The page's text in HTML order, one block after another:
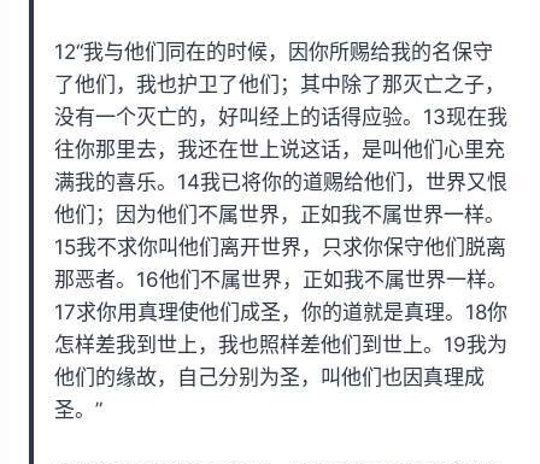
12“我与他们同在的时候，因你所赐给我的名保守
了他们，我也护卫了他们；其中除了那灭亡之子，
没有一个灭亡的，好叫经上的话得应验。13现在我
往你那里去，我还在世上说这话，是叫他们心里充
满我的喜乐。14我已将你的道赐给他们，世界又恨
他们；因为他们不属世界，正如我不属世界一样。
15我不求你叫他们离开世界，只求你保守他们脱离
那恶者。16他们不属世界，正如我不属世界一样。
17求你用真理使他们成圣，你的道就是真理。18你
怎样差我到世上，我也照样差他们到世上。19我为
他们的缘故，自己分别为圣，叫他们也因真理成
圣。”